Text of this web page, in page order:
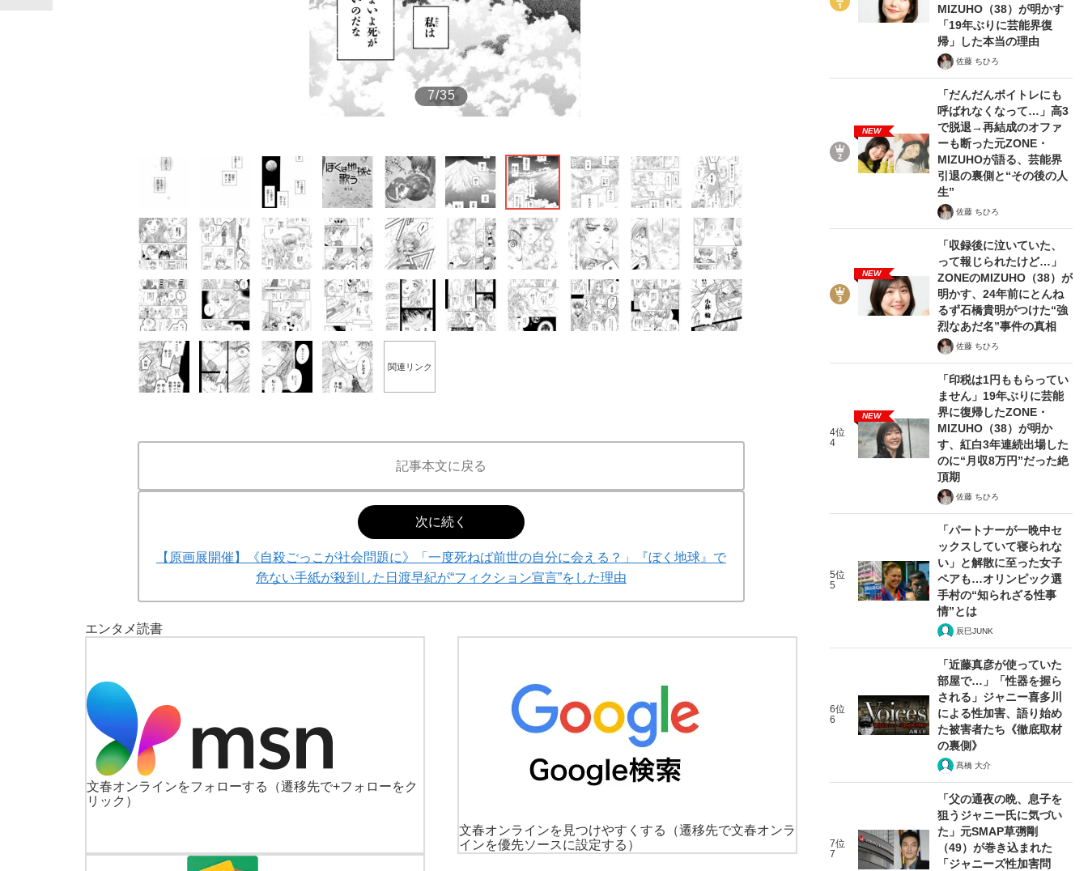
「敗因分析は一切聞かれなかった」侍ジャパン選手が証言した“NPB聞... 「クマが悪者扱いされているのが悲しい」『北の国から』倉本聰氏（91...
「目標達成できなかったからと言って…」サッカー日本代表・森保一監督...
もっと見る
もっと見る
7/35
8/35
関連リンク
記事本文に戻る
次に続く
【原画展開催】《自殺ごっこが社会問題に》「一度死ねば前世の自分に会える？」『ぼく地球』で
危ない手紙が殺到した日渡早紀が“フィクション宣言”をした理由
エンタメ読書
文春オンラインをフォローする
（遷移先で+フォローをク
リック）
文春オンラインを見つけやすくする
（遷移先で文春オンラ
インを優先ソースに設定する）
MIZUHO（38）が明かす
「19年ぶりに芸能界復
帰」した本当の理由
佐藤 ちひろ
NEW
「だんだんボイトレにも
呼ばれなくなって…」高3
で脱退→再結成のオファ
ーも断った元ZONE・
MIZUHOが語る、芸能界
引退の裏側と“その後の人
生”
佐藤 ちひろ
NEW
「収録後に泣いていた、
って報じられたけど…」
ZONEのMIZUHO（38）が
明かす、24年前にとんね
るず石橋貴明がつけた“強
烈なあだ名”事件の真相
佐藤 ちひろ
4位
4
NEW
「印税は1円ももらってい
ません」19年ぶりに芸能
界に復帰したZONE・
MIZUHO（38）が明か
す、紅白3年連続出場した
のに“月収8万円”だった絶
頂期
佐藤 ちひろ
5位
5
「パートナーが一晩中セ
ックスしていて寝られな
い」と解散に至った女子
ペアも…オリンピック選
手村の“知られざる性事
情”とは
辰巳JUNK
6位
6
「近藤真彦が使っていた
部屋で…」「性器を握ら
される」ジャニー喜多川
による性加害、語り始め
た被害者たち《徹底取材
の裏側》
髙橋 大介
7位
7
「父の通夜の晩、息子を
狙うジャニー氏に気づい
た」元SMAP草彅剛
（49）が巻き込まれた
「ジャニーズ性加害問